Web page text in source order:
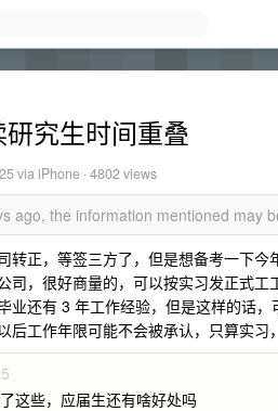
究生时间重叠
via iPhone · 4802 views
ago, the information mentioned may
转正，等签三方了，但是想备考一下今
司，很好商量的，可以按实习发正式
业还有 3 年工作经验，但是这样的话
后工作年限可能不会被承认，只算实习
这些，应届生还有啥好处吗